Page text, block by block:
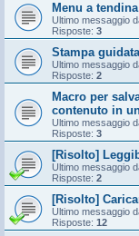
Menu a
Ultimo messaggio
Risposte: 3
Stampa
Ultimo messaggio
Risposte: 2
Macro per
contenuto in
Ultimo messaggio
Risposte: 3
[Risolto]
Ultimo messaggio
Risposte: 2
[Risolto]
Ultimo messaggio
Risposte: 12